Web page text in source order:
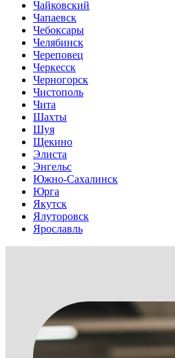
Чайковский
Чапаевск
Чебоксары
Челябинск
Череповец
Черкесск
Черногорск
Чистополь
Чита
Шахты
Шуя
Щекино
Элиста
Энгельс
Южно-Сахалинск
Юрга
Якутск
Ялуторовск
Ярославль